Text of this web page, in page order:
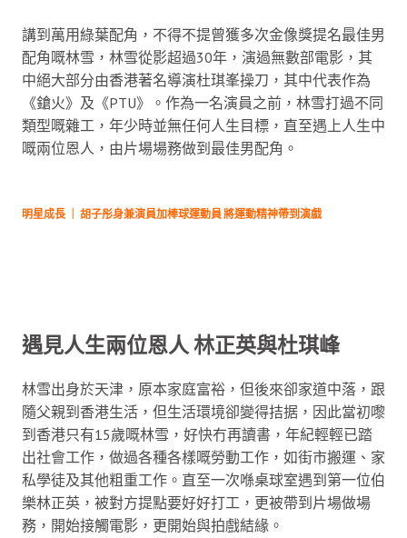
講到萬用綠葉配角，不得不提曾獲多次金像獎提名最佳男
配角嘅林雪，林雪從影超過30年，演過無數部電影，其
中絕大部分由香港著名導演杜琪峯操刀，其中代表作為
《鎗火》及《PTU》。作為一名演員之前，林雪打過不同
類型嘅雜工，年少時並無任何人生目標，直至遇上人生中
嘅兩位恩人，由片場場務做到最佳男配角。
明星成長 ｜ 胡子彤身兼演員加棒球運動員 將運動精神帶到演戲
遇見人生兩位恩人 林正英與杜琪峰
林雪出身於天津，原本家庭富裕，但後來卻家道中落，跟
隨父親到香港生活，但生活環境卻變得拮据，因此當初嚟
到香港只有15歲嘅林雪，好快冇再讀書，年紀輕輕已踏
出社會工作，做過各種各樣嘅勞動工作，如街市搬運、家
私學徒及其他粗重工作。直至一次喺桌球室遇到第一位伯
樂林正英，被對方提點要好好打工，更被帶到片場做場
務，開始接觸電影，更開始與拍戲結緣。